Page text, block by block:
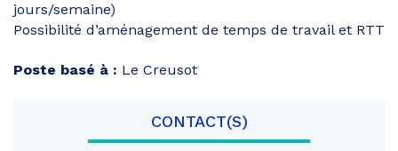
jours/semaine)
Possibilité d’aménagement de temps de travail et RTT
Poste basé à : Le Creusot
CONTACT(S)